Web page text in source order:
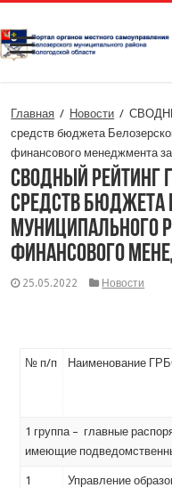
Главная / Новости /
средств бюджета
финансового менеджмента
СВОДНЫЙ РЕЙТИНГ
средств бюджета
муниципального
финансового
25.05.2022 Новости
№ п/п Наименование
1 группа – главные
имеющие
1
Управление